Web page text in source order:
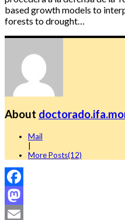
based growth models to
forests to drought…
About
Mail
|
More Posts(12)
Facebook
Mastodon